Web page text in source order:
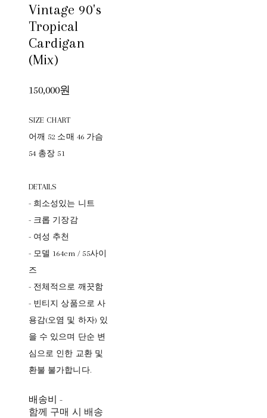
Vintage 90's
Tropical
Cardigan
(Mix)
150,000원
SIZE CHART
어깨 52 소매 46 가슴
54 총장 51
DETAILS
- 희소성있는 니트
- 크롭 기장감
- 여성 추천
- 모델 164cm / 55사이
즈
- 전체적으로 깨끗함
- 빈티지 상품으로 사
용감(오염 및 하자) 있
을 수 있으며 단순 변
심으로 인한 교환 및
환불 불가합니다.
배송비-
함께 구매 시 배송